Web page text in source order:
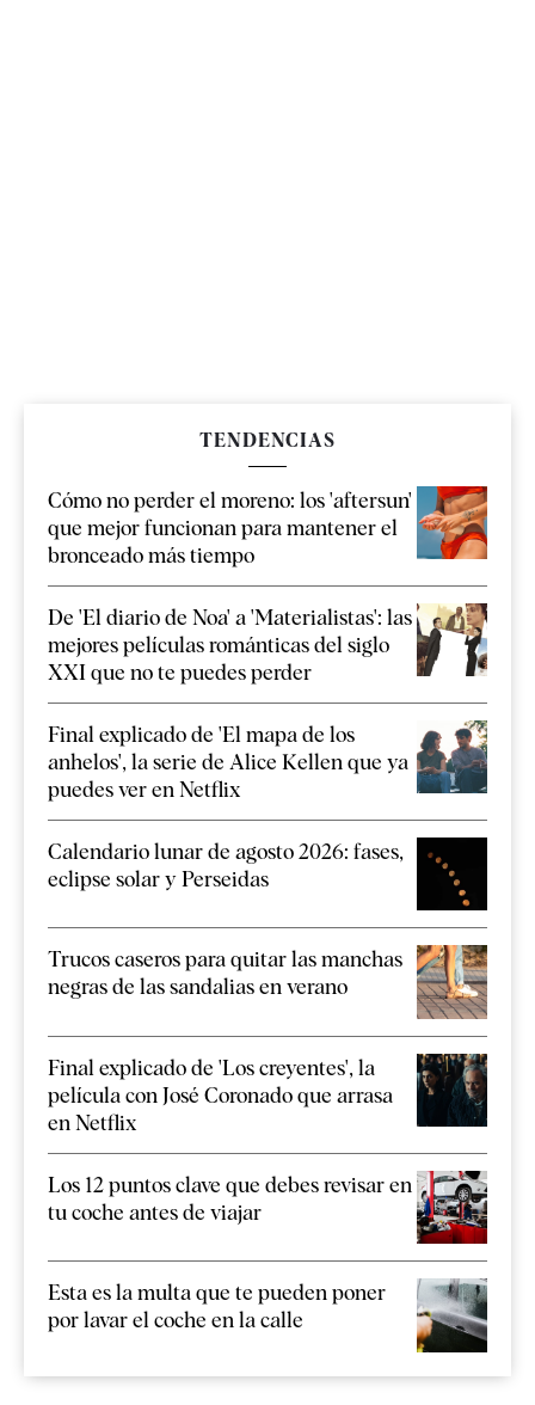
TENDENCIAS
Cómo no perder el moreno: los 'aftersun'
que mejor funcionan para mantener el
bronceado más tiempo
De 'El diario de Noa' a 'Materialistas': las
mejores películas románticas del siglo
XXI que no te puedes perder
Final explicado de 'El mapa de los
anhelos', la serie de Alice Kellen que ya
puedes ver en Netflix
Calendario lunar de agosto 2026: fases,
eclipse solar y Perseidas
Trucos caseros para quitar las manchas
negras de las sandalias en verano
Final explicado de 'Los creyentes', la
película con José Coronado que arrasa
en Netflix
Los 12 puntos clave que debes revisar en
tu coche antes de viajar
Esta es la multa que te pueden poner
por lavar el coche en la calle